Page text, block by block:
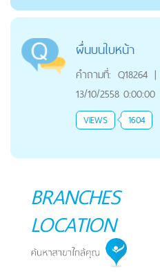
ผื่นบนใบหน้า
คำถามที่: Q18264 |
13/10/2558 0:00:00
VIEWS 1604
BRANCHES
LOCATION